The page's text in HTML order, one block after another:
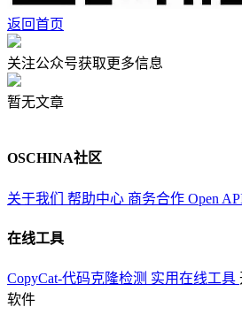
返回首页
关注公众号获取更多信息
暂无文章
OSCHINA社区
关于我们 帮助中心 商务合作 Open
在线工具
CopyCat-代码克隆检测 实用在线工具
软件